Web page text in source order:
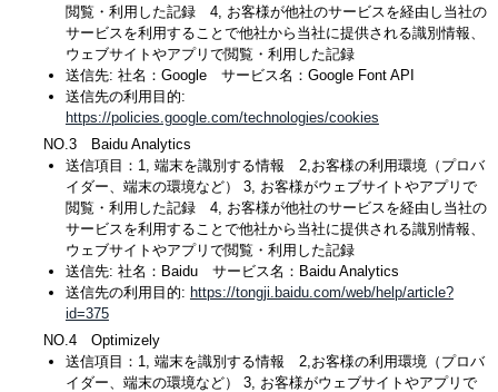
閲覧・利用した記録 4, お客様が他社のサービスを経由し当社の
サービスを利用することで他社から当社に提供される識別情報、
ウェブサイトやアプリで閲覧・利用した記録
送信先: 社名：Google サービス名：Google Font API
送信先の利用目的:
https://policies.google.com/technologies/cookies
NO.3 Baidu Analytics
送信項目：1, 端末を識別する情報 2,お客様の利用環境（プロバ
イダー、端末の環境など） 3, お客様がウェブサイトやアプリで
閲覧・利用した記録 4, お客様が他社のサービスを経由し当社の
サービスを利用することで他社から当社に提供される識別情報、
ウェブサイトやアプリで閲覧・利用した記録
送信先: 社名：Baidu サービス名：Baidu Analytics
送信先の利用目的: https://tongji.baidu.com/web/help/article?
id=375
NO.4 Optimizely
送信項目：1, 端末を識別する情報 2,お客様の利用環境（プロバ
イダー、端末の環境など） 3, お客様がウェブサイトやアプリで